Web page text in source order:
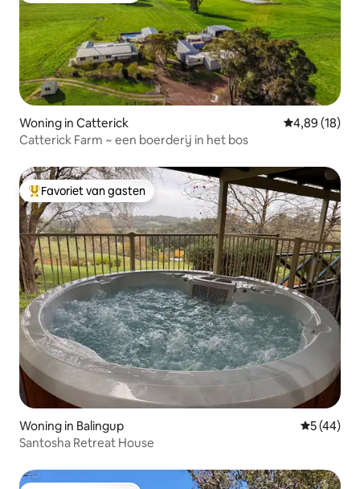
Woning in Catterick Gemiddelde
4,89 (18)
Catterick Farm ~ een boerderij in het bos
Topfavoriet van gasten
Favoriet van gasten
Woning in Balingup
5 (44)
Santosha Retreat House